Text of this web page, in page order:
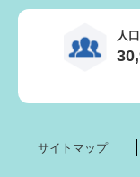
人口
サイトマップ